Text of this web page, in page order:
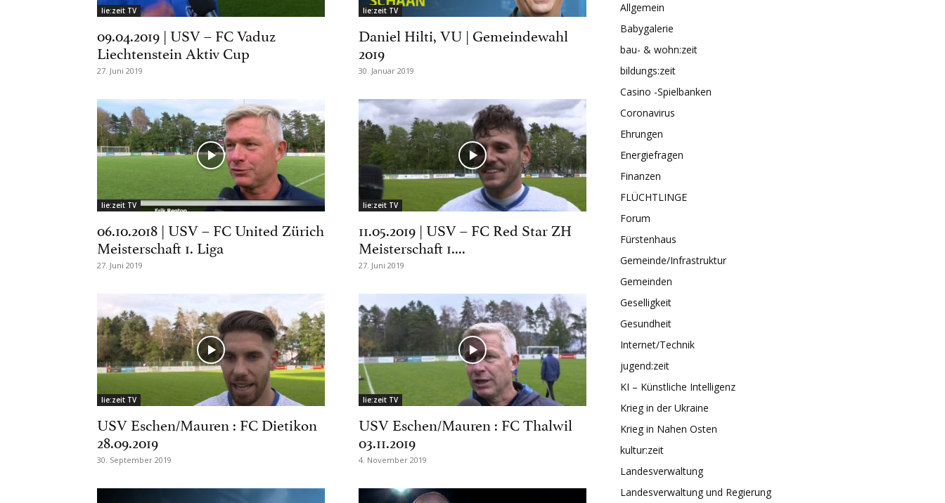
lie:zeit TV
09.04.2019 | USV – FC Vaduz
Liechtenstein Aktiv Cup
27. Juni 2019
lie:zeit TV
Daniel Hilti, VU | Gemeindewahl
2019
30. Januar 2019
lie:zeit TV
06.10.2018 | USV – FC United Zürich
Meisterschaft 1. Liga
27. Juni 2019
lie:zeit TV
11.05.2019 | USV – FC Red Star ZH
Meisterschaft 1....
27. Juni 2019
lie:zeit TV
USV Eschen/Mauren : FC Dietikon
28.09.2019
30. September 2019
lie:zeit TV
USV Eschen/Mauren : FC Thalwil
03.11.2019
4. November 2019
Allgemein
Babygalerie
bau- & wohn:zeit
bildungs:zeit
Casino -Spielbanken
Coronavirus
Ehrungen
Energiefragen
Finanzen
FLÜCHTLINGE
Forum
Fürstenhaus
Gemeinde/Infrastruktur
Gemeinden
Geselligkeit
Gesundheit
Internet/Technik
jugend:zeit
KI – Künstliche Intelligenz
Krieg in der Ukraine
Krieg in Nahen Osten
kultur:zeit
Landesverwaltung
Landesverwaltung und Regierung